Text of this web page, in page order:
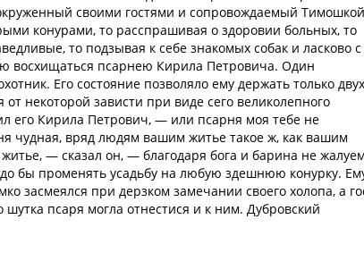
своими гостями и сопровождаемый
конурами, то расспрашивая о здоровии больных, то
то подзывая к себе знакомых собак и ласково с
восхищаться псарнею Кирила Петровича. Один
Его состояние позволяло ему держать только двух
некоторой зависти при виде сего великолепного
его Кирила Петрович, — или псарня моя тебе не
чудная, вряд людям вашим житье такое ж, как вашим
— сказал он, — благодаря бога и барина не
бы променять усадьбу на любую здешнюю конурку.
засмеялся при дерзком замечании своего холопа, а
шутка псаря могла отнестися и к ним. Дубровский